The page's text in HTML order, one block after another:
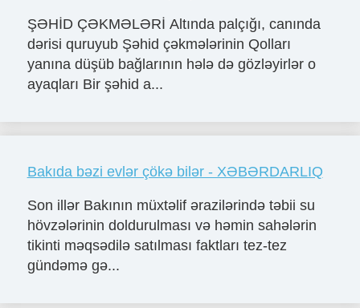
ŞƏHİD ÇƏKMƏLƏRİ Altında palçığı, canında
dərisi quruyub Şəhid çəkmələrinin Qolları
yanına düşüb bağlarının hələ də gözləyirlər o
ayaqları Bir şəhid a...
Bakıda bəzi evlər çökə bilər - XƏBƏRDARLIQ
Son illər Bakının müxtəlif ərazilərində təbii su
hövzələrinin doldurulması və həmin sahələrin
tikinti məqsədilə satılması faktları tez-tez
gündəmə gə...